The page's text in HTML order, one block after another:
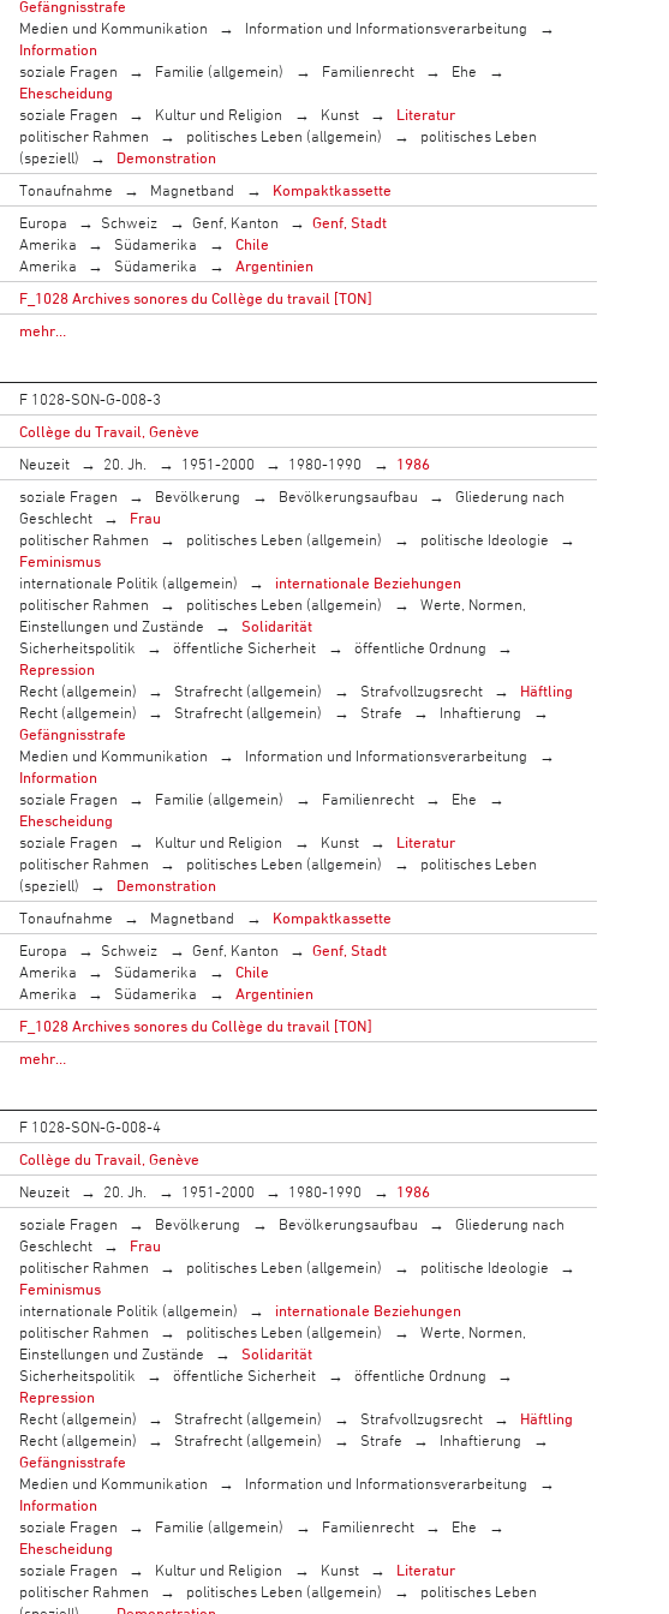
Gefängnisstrafe
Medien und Kommunikation
Information und Informationsverarbeitung
Information
soziale Fragen
Familie (allgemein) Familienrecht
Ehe
Ehescheidung
soziale Fragen
Kultur und Religion Kunst
Literatur
politischer Rahmen
politisches Leben (allgemein)
politisches Leben
(speziell)
Demonstration
Tonaufnahme Magnetband
Kompaktkassette
Europa Schweiz Genf, Kanton
Genf, Stadt
Amerika
Südamerika
Chile
Amerika
Südamerika
Argentinien
F_1028 Archives sonores du Collège du travail [TON]
mehr…
F 1028-SON-G-008-3
Collège du Travail, Genève
Neuzeit 20. Jh. 1951-2000 1980-1990
1986
soziale Fragen Bevölkerung Bevölkerungsaufbau
Gliederung nach
Geschlecht
Frau
politischer Rahmen
politisches Leben (allgemein)
politische Ideologie
Feminismus
internationale Politik (allgemein)
internationale Beziehungen
politischer Rahmen
politisches Leben (allgemein)
Werte, Normen,
Einstellungen und Zustände
Solidarität
Sicherheitspolitik
öffentliche Sicherheit
öffentliche Ordnung
Repression
Recht (allgemein)
Strafrecht (allgemein) Strafvollzugsrecht
Häftling
Recht (allgemein)
Strafrecht (allgemein) Strafe
Inhaftierung
Gefängnisstrafe
Medien und Kommunikation
Information und Informationsverarbeitung
Information
soziale Fragen
Familie (allgemein) Familienrecht
Ehe
Ehescheidung
soziale Fragen
Kultur und Religion Kunst
Literatur
politischer Rahmen
politisches Leben (allgemein)
politisches Leben
(speziell)
Demonstration
Tonaufnahme Magnetband
Kompaktkassette
Europa Schweiz Genf, Kanton
Genf, Stadt
Amerika
Südamerika
Chile
Amerika
Südamerika
Argentinien
F_1028 Archives sonores du Collège du travail [TON]
mehr…
F 1028-SON-G-008-4
Collège du Travail, Genève
Neuzeit 20. Jh. 1951-2000 1980-1990
1986
soziale Fragen Bevölkerung Bevölkerungsaufbau
Gliederung nach
Geschlecht
Frau
politischer Rahmen
politisches Leben (allgemein)
politische Ideologie
Feminismus
internationale Politik (allgemein)
internationale Beziehungen
politischer Rahmen
politisches Leben (allgemein)
Werte, Normen,
Einstellungen und Zustände
Solidarität
Sicherheitspolitik
öffentliche Sicherheit
öffentliche Ordnung
Repression
Recht (allgemein)
Strafrecht (allgemein) Strafvollzugsrecht
Häftling
Recht (allgemein)
Strafrecht (allgemein) Strafe
Inhaftierung
Gefängnisstrafe
Medien und Kommunikation
Information und Informationsverarbeitung
Information
soziale Fragen
Familie (allgemein) Familienrecht
Ehe
Ehescheidung
soziale Fragen
Kultur und Religion Kunst
Literatur
politischer Rahmen
politisches Leben (allgemein)
politisches Leben